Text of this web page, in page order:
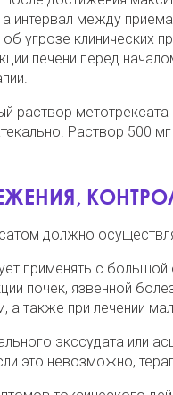
интервал между
угрозе клинических
печени перед
раствор
Раствор 500
должно
применять с
почек, язвенной
а также при лечении
экссудата или
это невозможно,